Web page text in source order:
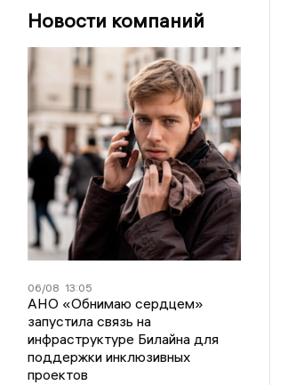
Новости компаний
06/08 13:05
АНО «Обнимаю сердцем»
запустила связь на
инфраструктуре Билайна для
поддержки инклюзивных
проектов